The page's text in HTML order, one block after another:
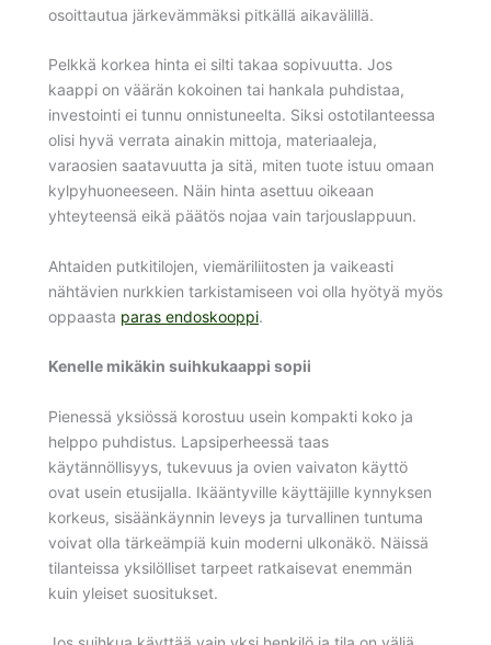
osoittautua järkevämmäksi pitkällä aikavälillä.
Pelkkä korkea hinta ei silti takaa sopivuutta. Jos
kaappi on väärän kokoinen tai hankala puhdistaa,
investointi ei tunnu onnistuneelta. Siksi ostotilanteessa
olisi hyvä verrata ainakin mittoja, materiaaleja,
varaosien saatavuutta ja sitä, miten tuote istuu omaan
kylpyhuoneeseen. Näin hinta asettuu oikeaan
yhteyteensä eikä päätös nojaa vain tarjouslappuun.
Ahtaiden putkitilojen, viemäriliitosten ja vaikeasti
nähtävien nurkkien tarkistamiseen voi olla hyötyä myös
oppaasta paras endoskooppi.
Kenelle mikäkin suihkukaappi sopii
Pienessä yksiössä korostuu usein kompakti koko ja
helppo puhdistus. Lapsiperheessä taas
käytännöllisyys, tukevuus ja ovien vaivaton käyttö
ovat usein etusijalla. Ikääntyville käyttäjille kynnyksen
korkeus, sisäänkäynnin leveys ja turvallinen tuntuma
voivat olla tärkeämpiä kuin moderni ulkonäkö. Näissä
tilanteissa yksilölliset tarpeet ratkaisevat enemmän
kuin yleiset suositukset.